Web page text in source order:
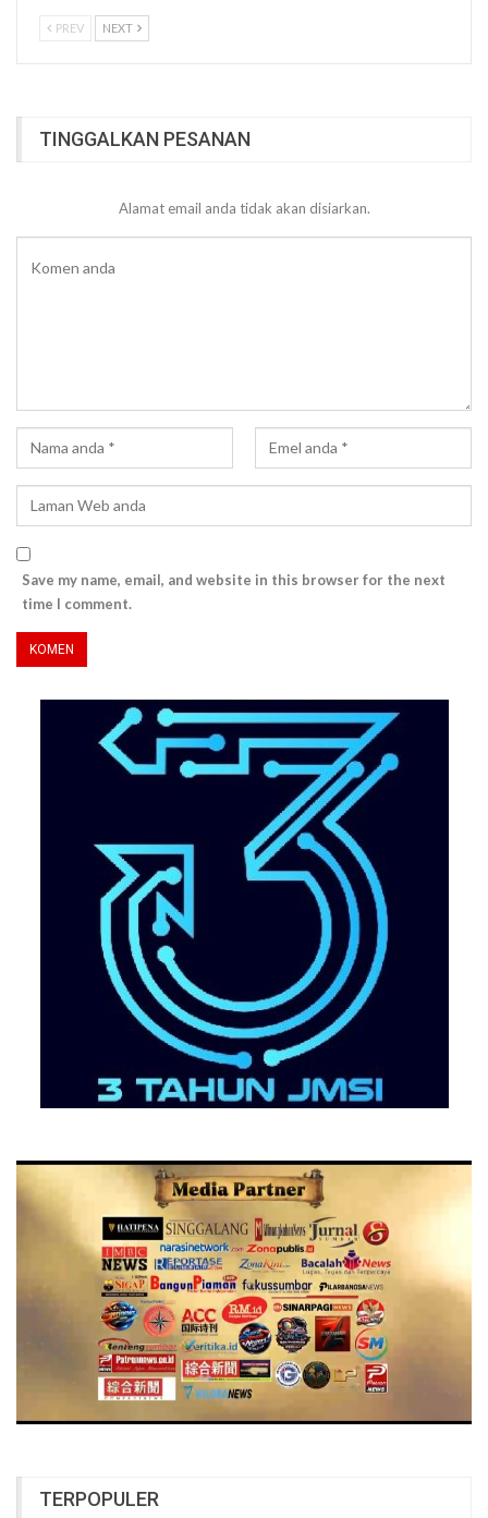
PREV NEXT
TINGGALKAN PESANAN
Alamat email anda tidak akan disiarkan.
Save my name, email, and website in this browser for the next
time I comment.
TERPOPULER